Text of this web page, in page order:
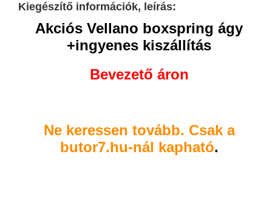
Kiegészítő információk, leírás:
Akciós Vellano boxspring ágy
+ingyenes kiszállítás
Bevezető áron
Ne keressen tovább. Csak a
butor7.hu-nál kapható.